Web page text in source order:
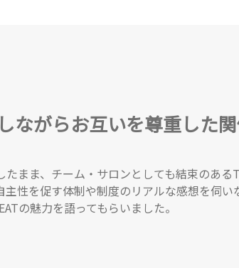
ながらお互いを尊重した
まま、チーム・サロンとしても結束のある
性を促す体制や制度のリアルな感想を伺い
の魅力を語ってもらいました。